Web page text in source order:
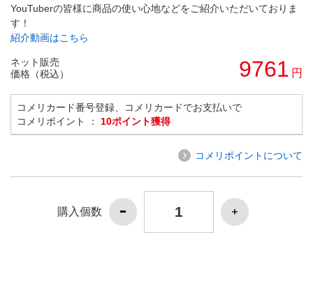
YouTuberの皆様に商品の使い心地などをご紹介いただいておりま
す！
紹介動画はこちら
ネット販売
価格（税込）
9761 円
コメリカード番号登録、コメリカードでお支払いで
コメリポイント ： 10ポイント獲得
コメリポイントについて
購入個数